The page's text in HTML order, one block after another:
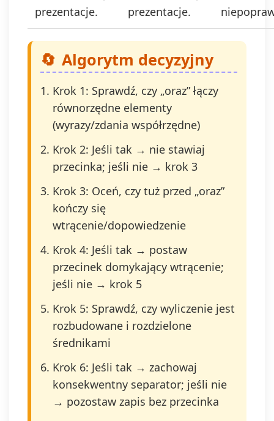
prezentacje.
prezentacje.
Algorytm decyzyjny
Krok 1: Sprawdź, czy „oraz” łączy
równorzędne elementy
(wyrazy/zdania współrzędne)
Krok 2: Jeśli tak → nie stawiaj
przecinka; jeśli nie → krok 3
Krok 3: Oceń, czy tuż przed „oraz”
kończy się
wtrącenie/dopowiedzenie
Krok 4: Jeśli tak → postaw
przecinek domykający wtrącenie;
jeśli nie → krok 5
Krok 5: Sprawdź, czy wyliczenie jest
rozbudowane i rozdzielone
średnikami
Krok 6: Jeśli tak → zachowaj
konsekwentny separator; jeśli nie
→ pozostaw zapis bez przecinka